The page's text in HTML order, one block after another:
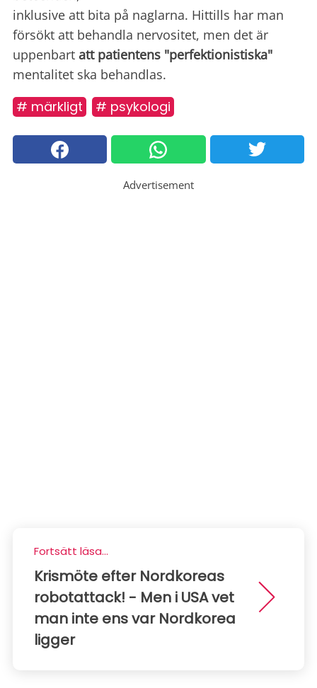
inklusive att bita på naglarna. Hittills har man
försökt att behandla nervositet, men det är
uppenbart att patientens "perfektionistiska"
mentalitet ska behandlas.
# märkligt # psykologi
Advertisement
Fortsätt läsa...
Krismöte efter Nordkoreas
robotattack! - Men i USA vet
man inte ens var Nordkorea
ligger